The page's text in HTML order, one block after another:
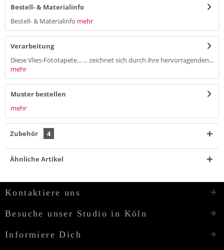
Bestell- & Materialinfo
Bestell- & Materialinfo mehr
Verarbeitung
Diese Vlies-Fototapete... ... zeichnet sich durch ihre hervorragenden...
mehr
Muster bestellen
mehr
Zubehör 4
Ähnliche Artikel
Kontaktiere uns
Besuche unser Studio in Köln
Informiere Dich